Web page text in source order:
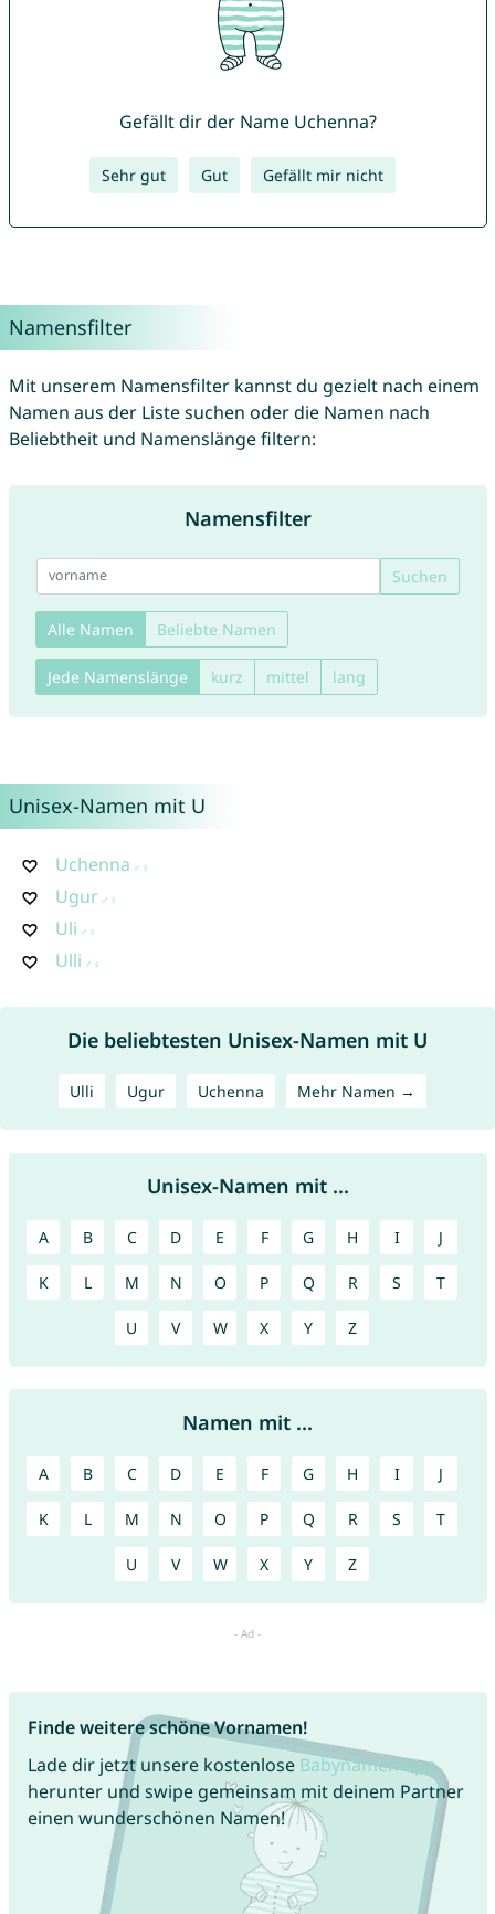
Gefällt dir der Name Uchenna?
Sehr gut Gut Gefällt mir nicht
Namensfilter
Mit unserem Namensfilter kannst du gezielt nach einem
Namen aus der Liste suchen oder die Namen nach
Beliebtheit und Namenslänge filtern:
Namensfilter
Suchen
Alle Namen Beliebte Namen
Jede Namenslänge kurz mittel lang
Unisex-Namen mit U
Uchenna
Ugur
Uli
Ulli
Die beliebtesten Unisex-Namen mit U
Ulli Ugur Uchenna Mehr Namen →
Unisex-Namen mit ...
A B C D E F G H I J
K L M N O P Q R S T
U V W X Y Z
Namen mit ...
A B C D E F G H I J
K L M N O P Q R S T
U V W X Y Z
Finde weitere schöne Vornamen!
Lade dir jetzt unsere kostenlose Babynamen App
herunter und swipe gemeinsam mit deinem Partner
einen wunderschönen Namen!